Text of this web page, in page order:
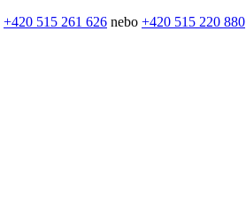
+420 515 261 626 nebo +420 515 220 880